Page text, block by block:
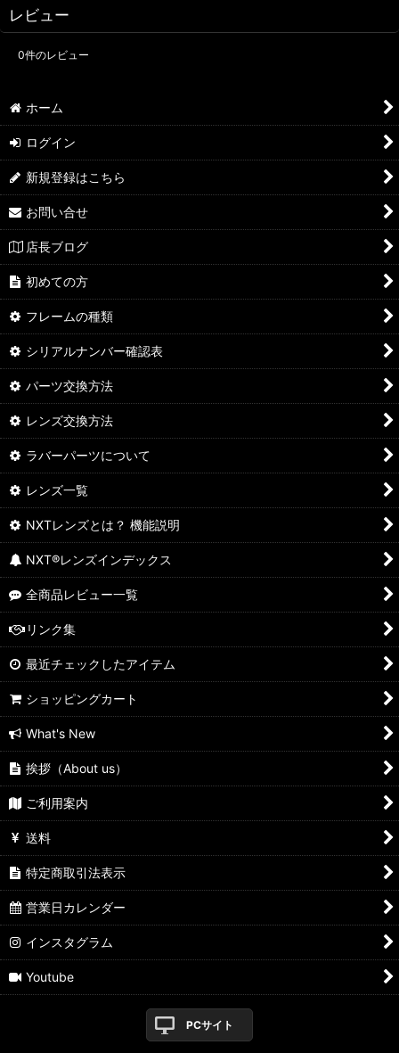
レビュー
0件のレビュー
ホーム
ログイン
新規登録はこちら
お問い合せ
店長ブログ
初めての方
フレームの種類
シリアルナンバー確認表
パーツ交換方法
レンズ交換方法
ラバーパーツについて
レンズ一覧
NXTレンズとは？ 機能説明
NXT®レンズインデックス
全商品レビュー一覧
リンク集
最近チェックしたアイテム
ショッピングカート
What's New
挨拶（About us）
ご利用案内
送料
特定商取引法表示
営業日カレンダー
インスタグラム
Youtube
PCサイト